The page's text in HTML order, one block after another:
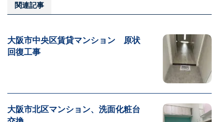
関連記事
大阪市中央区賃貸マンション 原状
回復工事
大阪市北区マンション、洗面化粧台